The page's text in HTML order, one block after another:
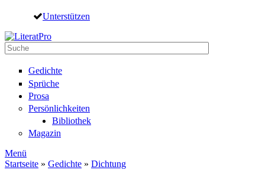
Direkt zum Inhalt
Unterstützen
Suche
Gedichte
Sprüche
Prosa
Persönlichkeiten
Bibliothek
Magazin
Menü
Startseite » Gedichte » Dichtung